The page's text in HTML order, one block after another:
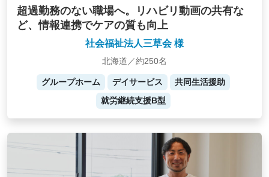
超過勤務のない職場へ。リハビリ動画の共有な
ど、情報連携でケアの質も向上
社会福祉法人三草会 様
北海道／約250名
グループホーム デイサービス
共同生活援助
就労継続支援B型